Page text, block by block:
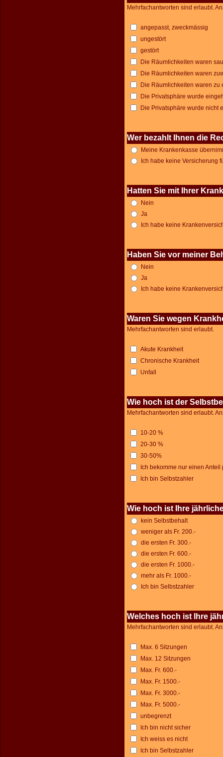
Mehrfachantworten sind erlaubt.
angepasst, zweckmässig
ungestört
gestört
Die Räumlichkeiten waren
Die Räumlichkeiten waren
Die Räumlichkeiten waren zu
Die Privatsphäre wurde
Die Privatsphäre wurde nicht
Wer bezahlt Ihnen die
Meine Krankenkasse
Ich habe keine Versicherung
Hatten Sie mit Ihrer
Nein
Ja
Ich habe keine
Haben Sie vor meiner
Nein
Ja
Ich habe keine
Waren Sie wegen
Mehrfachantworten sind erlaubt.
Akute Krankheit
Chronische Krankheit
Unfall
Wie hoch ist der
Mehrfachantworten sind erlaubt.
10-20 %
20-30 %
30-50%
Ich bekomme nur einen
Ich bin Selbstzahler
Wie hoch ist Ihre
kein Selbstbehalt
weniger als Fr. 200.-
die ersten Fr. 300.-
die ersten Fr. 600.-
die ersten Fr. 1000.-
mehr als Fr. 1000.-
Ich bin Selbstzahler
Welches hoch ist Ihre
Mehrfachantworten sind erlaubt.
Max. 6 Sitzungen
Max. 12 Sitzungen
Max. Fr. 600.-
Max. Fr. 1500.-
Max. Fr. 3000.-
Max. Fr. 5000.-
unbegrenzt
Ich bin nicht sicher
Ich weiss es nicht
Ich bin Selbstzahler